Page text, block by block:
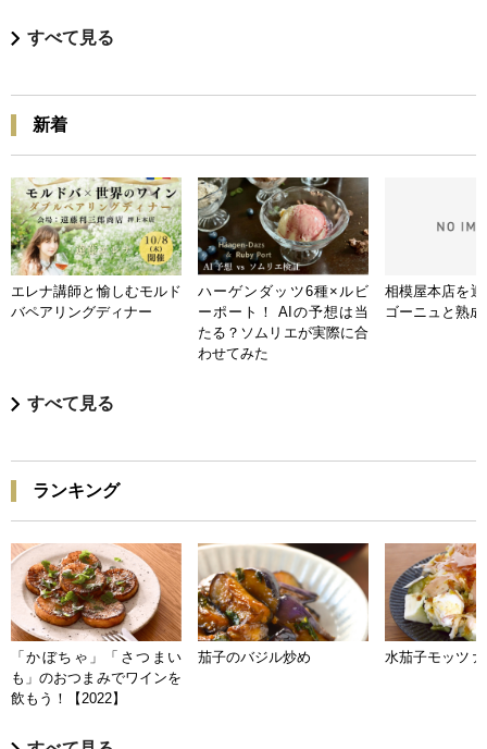
すべて見る
新着
エレナ講師と愉しむモルド
バペアリングディナー
ハーゲンダッツ6種×ルビ
ーポート！ AIの予想は当
たる？ソムリエが実際に合
わせてみた
相模屋本店を
ゴーニュと熟
すべて見る
ランキング
「かぼちゃ」「さつまい
も」のおつまみでワインを
飲もう！【2022】
茄子のバジル炒め 水茄子モッツァ